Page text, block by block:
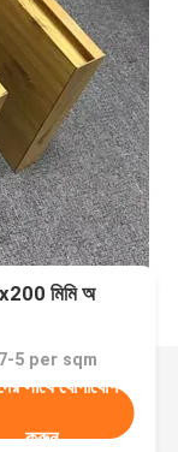
মিমি অ
5 per sqm
সাথে যোগাযোগ
করুন